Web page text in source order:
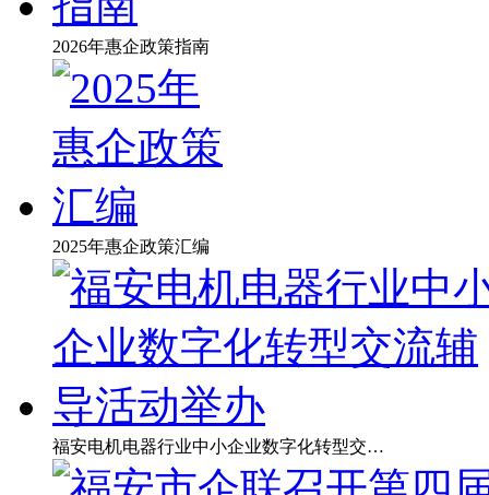
2026年惠企政策指南
2025年惠企政策汇编
福安电机电器行业中小企业数字化转型交…